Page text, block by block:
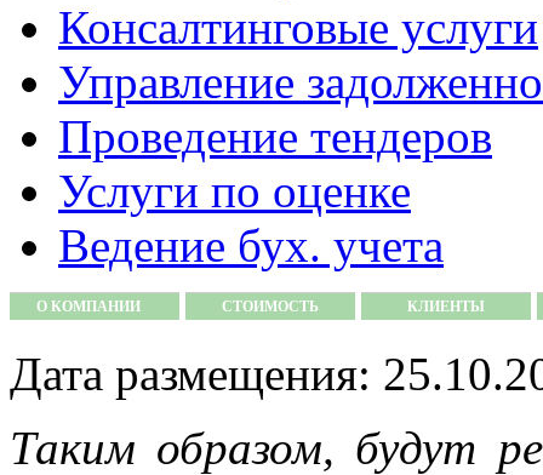
Консалтинговые услуги
Управление
Проведение тендеров
Услуги по оценке
Ведение бух. учета
О КОМПАНИИ СТОИМОСТЬ КЛИЕНТЫ
Дата размещения:
Таким образом, будут